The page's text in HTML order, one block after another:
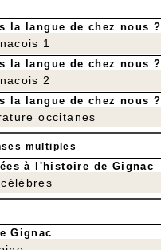
la langue de chez nous ?
1
la langue de chez nous ?
2
la langue de chez nous ?
occitanes
multiples
à l'histoire de Gignac
Gignac